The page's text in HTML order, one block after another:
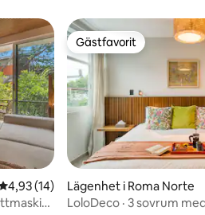
av 5 i genomsnittligt betyg, 14
4,93 (14)
Gästfavorit
Gästfavorit
Lägenhet i Roma Norte
LoloDeco · 3 sovrum